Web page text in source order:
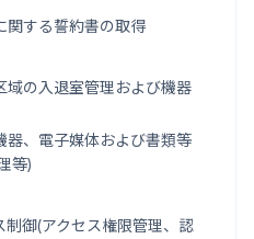
関する誓約書の取得
域の入退室管理および機器
器、電子媒体および書類等
等)
御(アクセス権限管理、認